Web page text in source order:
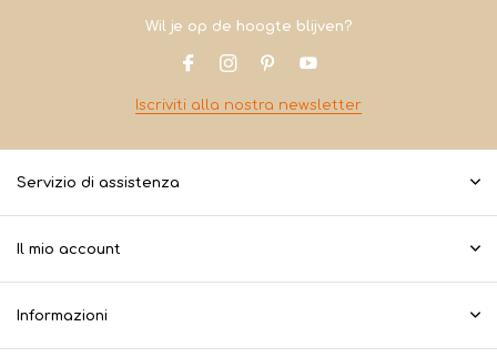
Wil je op de hoogte blijven?
Iscriviti alla nostra newsletter
Servizio di assistenza
Il mio account
Informazioni